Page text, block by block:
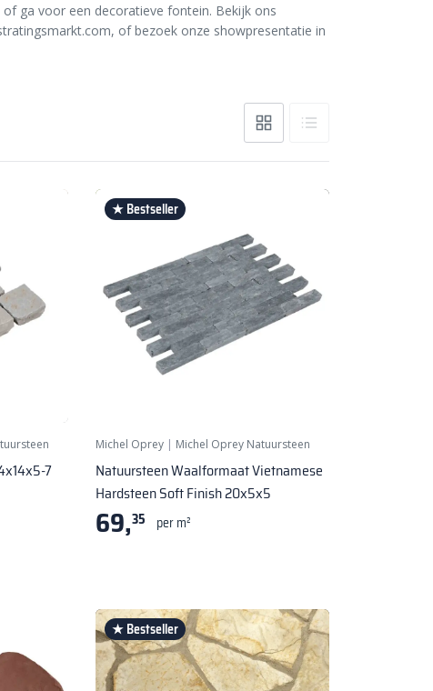
ga voor een decoratieve fontein. Bekijk ons
of bezoek onze showpresentatie in
7
★ Bestseller
Michel Oprey | Michel Oprey Natuursteen
Natuursteen Waalformaat Vietnamese
Hardsteen Soft Finish 20x5x5
69,35 per m²
★ Bestseller